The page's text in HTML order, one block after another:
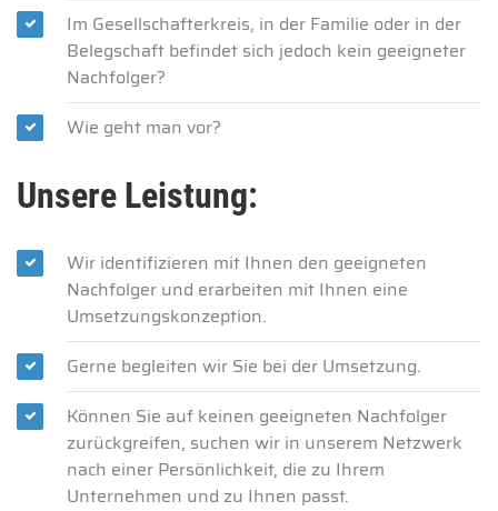
Im Gesellschafterkreis, in der Familie oder in der
Belegschaft befindet sich jedoch kein geeigneter
Nachfolger?
Wie geht man vor?
Unsere Leistung:
Wir identifizieren mit Ihnen den geeigneten
Nachfolger und erarbeiten mit Ihnen eine
Umsetzungskonzeption.
Gerne begleiten wir Sie bei der Umsetzung.
Können Sie auf keinen geeigneten Nachfolger
zurückgreifen, suchen wir in unserem Netzwerk
nach einer Persönlichkeit, die zu Ihrem
Unternehmen und zu Ihnen passt.